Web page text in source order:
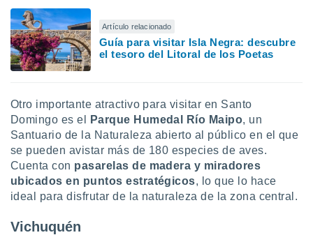
Artículo relacionado
Guía para visitar Isla Negra: descubre
el tesoro del Litoral de los Poetas
Otro importante atractivo para visitar en Santo
Domingo es el
Parque Humedal Río Maipo, un
Santuario de la Naturaleza abierto al público en el que
se pueden avistar más de 180 especies de aves.
Cuenta con pasarelas de madera y miradores
ubicados en puntos estratégicos, lo que lo hace
ideal para disfrutar de la naturaleza de la zona central.
Vichuquén